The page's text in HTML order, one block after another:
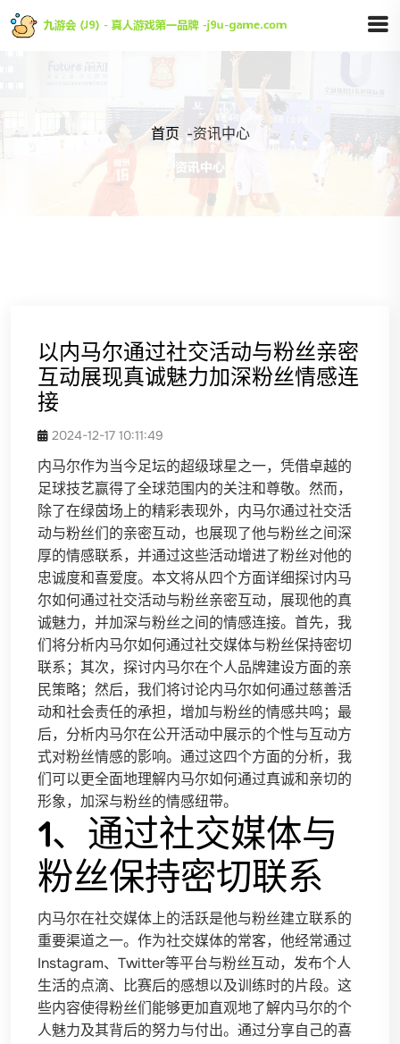
首页 -资讯中心
以内马尔通过社交活动与粉丝亲密
互动展现真诚魅力加深粉丝情感连
接
2024-12-17 10:11:49
内马尔作为当今足坛的超级球星之一，凭借卓越的
足球技艺赢得了全球范围内的关注和尊敬。然而，
除了在绿茵场上的精彩表现外，内马尔通过社交活
动与粉丝们的亲密互动，也展现了他与粉丝之间深
厚的情感联系，并通过这些活动增进了粉丝对他的
忠诚度和喜爱度。本文将从四个方面详细探讨内马
尔如何通过社交活动与粉丝亲密互动，展现他的真
诚魅力，并加深与粉丝之间的情感连接。首先，我
们将分析内马尔如何通过社交媒体与粉丝保持密切
联系；其次，探讨内马尔在个人品牌建设方面的亲
民策略；然后，我们将讨论内马尔如何通过慈善活
动和社会责任的承担，增加与粉丝的情感共鸣；最
后，分析内马尔在公开活动中展示的个性与互动方
式对粉丝情感的影响。通过这四个方面的分析，我
们可以更全面地理解内马尔如何通过真诚和亲切的
形象，加深与粉丝的情感纽带。
1、通过社交媒体与
粉丝保持密切联系
内马尔在社交媒体上的活跃是他与粉丝建立联系的
重要渠道之一。作为社交媒体的常客，他经常通过
Instagram、Twitter等平台与粉丝互动，发布个人
生活的点滴、比赛后的感想以及训练时的片段。这
些内容使得粉丝们能够更加直观地了解内马尔的个
人魅力及其背后的努力与付出。通过分享自己的喜